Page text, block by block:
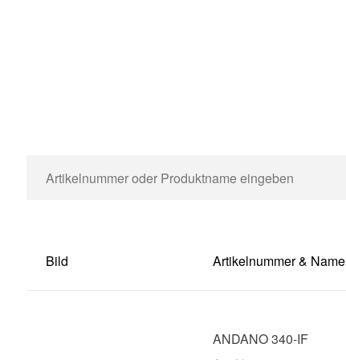
Bild Artikelnummer & Name
ANDANO 340-IF